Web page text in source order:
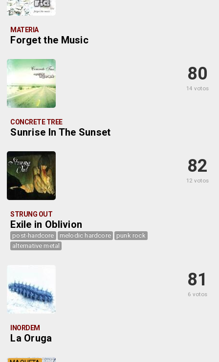
MATERIA
Forget the Music
80
14 votos
CONCRETE TREE
Sunrise In The Sunset
82
12 votos
STRUNG OUT
Exile in Oblivion
post-hardcore melodic hardcore
punk rock
alternative metal
81
6 votos
INORDEM
La Oruga